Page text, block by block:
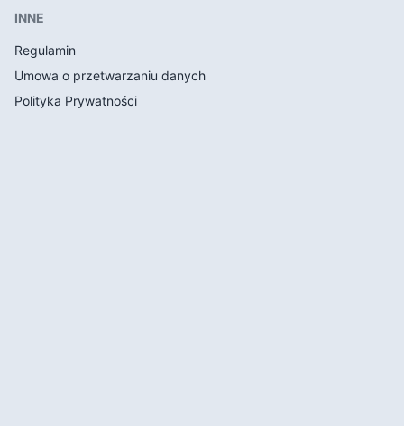
INNE
Regulamin
Umowa o przetwarzaniu danych
Polityka Prywatności